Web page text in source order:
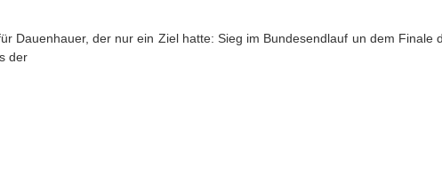
Dauenhauer, der nur ein Ziel hatte: Sieg im Bundesendlauf un dem Finale
der